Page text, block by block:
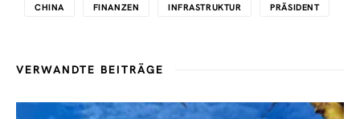
CHINA FINANZEN INFRASTRUKTUR PRÄSIDENT
VERWANDTE BEITRÄGE